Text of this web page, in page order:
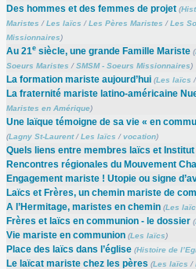
Des hommes et des femmes de projet (
Maristes /Les laïcs /Les Pères Maristes /Les
Missionnaires)
Au 21esiècle, une grande Famille Mariste (
Soeurs Maristes /SMSM - Soeurs Missionnaires)
La formation mariste aujourd’hui (Les laïcs /
La fraternité mariste latino-américaine
Maristes en Amérique)
Une laïque témoigne de sa vie « en
(Lagny St-Laurent/Les laïcs /vocation)
Quels liens entre membres laïcs et Institut
Rencontres régionales du Mouvement
Engagement mariste ! Utopie ou signe
Laïcs et Frères, un chemin mariste de
A l’Hermitage, maristes en chemin (Les
Frères et laïcs en communion - le dossier (
Vie mariste en communion (Les laïcs)
Place des laïcs dans l’église (Histoire de
Le laïcat mariste chez les pères (Les laïcs /